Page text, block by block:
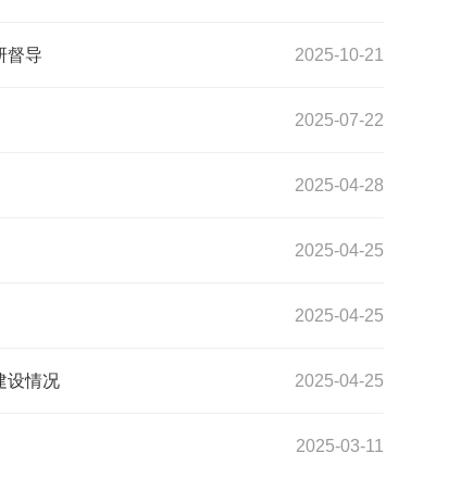
督导 2025-10-21
2025-07-22
2025-04-28
2025-04-25
2025-04-25
设情况 2025-04-25
2025-03-11